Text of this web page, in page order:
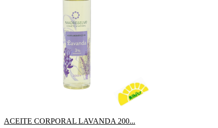
ACEITE CORPORAL LAVANDA 200...